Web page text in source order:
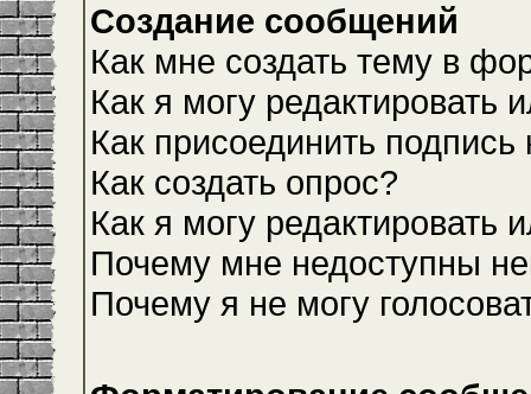
Создание сообщений
Как мне создать тему в
Как я могу редактировать
Как присоединить
Как создать опрос?
Как я могу редактировать
Почему мне недоступны
Почему я не могу